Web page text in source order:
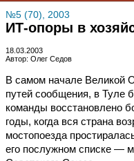
№5 (70), 2003
ИТ-опоры в
18.03.2003
Автор: Олег Седов
В самом начале Великой
путей сообщения, в Туле
команды восстановлено
годы, когда вся страна
мостопоезда
его послужном списке —